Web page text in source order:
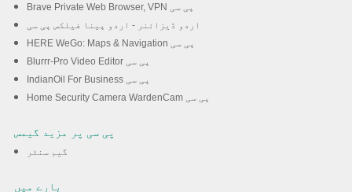
Brave Private Web Browser, VPN پی سی
اردو ڈیزائنر - اردو پینا فیلکس پی سی
HERE WeGo: Maps & Navigation پی سی
Blurrr-Pro Video Editor پی سی
IndianOil For Business پی سی
Home Security Camera WardenCam پی سی
پی سی پر مزید گیمس
گیم سنٹر
بارے میں